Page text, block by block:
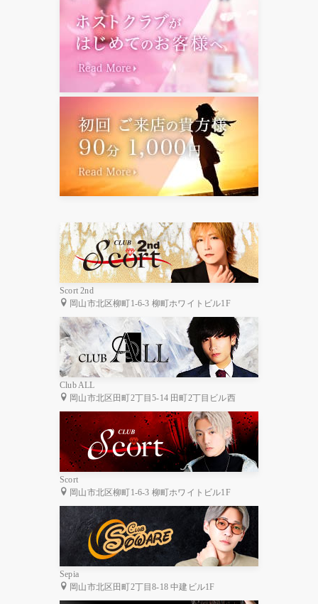
Scort 2nd
岡山市北区柳町1-6-3 柳町ホワイトビル1F
Club ALL
岡山市北区田町2丁目5-14 田町2丁目ビル西
Scort
岡山市北区柳町1-6-3 柳町ホワイトビル1F
Sepia
岡山市北区田町2丁目8-18 中建ビル1F